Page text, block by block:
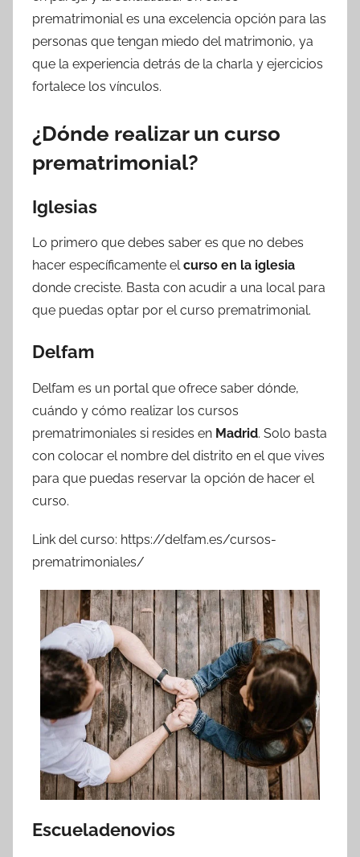
prematrimonial es una excelencia opción para las
personas que tengan miedo del matrimonio, ya
que la experiencia detrás de la charla y ejercicios
fortalece los vínculos.
¿Dónde realizar un curso
prematrimonial?
Iglesias
Lo primero que debes saber es que no debes
hacer específicamente elcurso en la iglesia
donde creciste. Basta con acudir a una local para
que puedas optar por el curso prematrimonial.
Delfam
Delfam es un portal que ofrece saber dónde,
cuándo y cómo realizar los cursos
prematrimoniales si resides en Madrid. Solo basta
con colocar el nombre del distrito en el que vives
para que puedas reservar la opción de hacer el
curso.
Link del curso: https://delfam.es/cursos-
prematrimoniales/
Escueladenovios